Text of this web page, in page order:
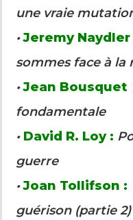
une vraie
•Jeremy Naydler
sommes face à
•Jean Bousquet
fondamentale
• David R. Loy :
guerre
•Joan Tollifson :
guérison (partie 2)